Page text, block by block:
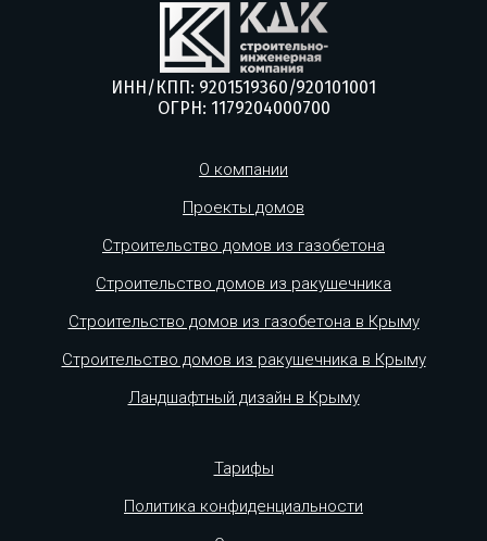
ИНН/КПП: 9201519360/920101001
ОГРН: 1179204000700
О компании
Проекты домов
Строительство домов из газобетона
Строительство домов из ракушечника
Строительство домов из газобетона в Крыму
Строительство домов из ракушечника в Крыму
Ландшафтный дизайн в Крыму
Тарифы
Политика конфиденциальности